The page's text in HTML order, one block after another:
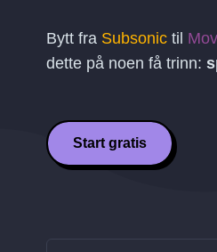
Bytt fra Subsonic til
dette på noen få trinn:
Start gratis